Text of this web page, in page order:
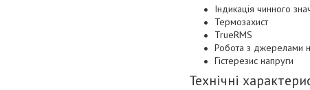
Індикація чинного
Термозахист
TrueRMS
Робота з джерелами
Гістерезис напруги
Технічні